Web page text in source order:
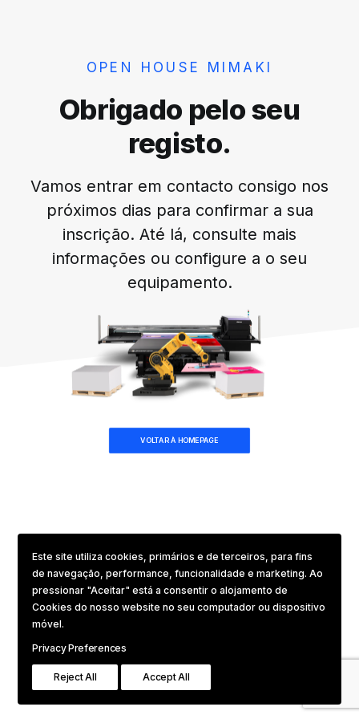
OPEN HOUSE MIMAKI
Obrigado pelo seu
registo.
Vamos entrar em contacto consigo nos
próximos dias para confirmar a sua
inscrição. Até lá, consulte mais
informações ou configure a o seu
equipamento.
VOLTAR À HOMEPAGE
Este site utiliza cookies, primários e de terceiros, para fins
de navegação, performance, funcionalidade e marketing. Ao
pressionar "Aceitar" está a consentir o alojamento de
Cookies do nosso website no seu computador ou dispositivo
móvel.
Privacy Preferences
Reject All Accept All